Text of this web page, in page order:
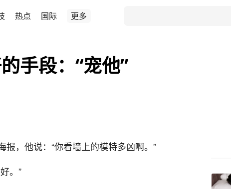
热点 国际 更多
手段：“宠他”
，他说：“你看墙上的模特多凶啊。”
。”